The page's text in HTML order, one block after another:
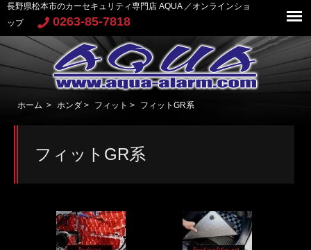
長野県松本市のカーセキュリティ専門店 AQUA ／オンラインショ
ップ
0263-85-7818
ホーム > ホンダ > フィット > フィットGR系
フィットGR系